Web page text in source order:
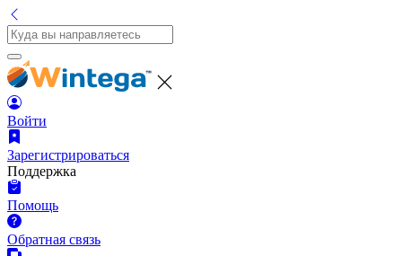
Войти
Зарегистрироваться
Поддержка
Помощь
Обратная связь